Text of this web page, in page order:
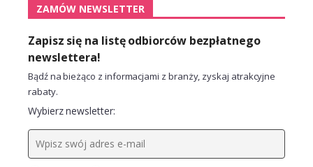
ZAMÓW NEWSLETTER
Zapisz się na listę odbiorców bezpłatnego
newslettera!
Bądź na bieżąco z informacjami z branży, zyskaj atrakcyjne
rabaty.
Wybierz newsletter: